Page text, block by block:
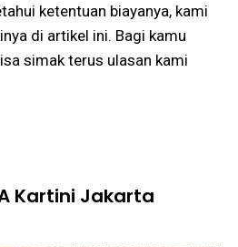
ketentuan biayanya, kami
di artikel ini. Bagi kamu
simak terus ulasan kami
Kartini Jakarta